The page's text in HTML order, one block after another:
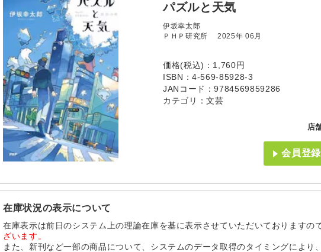
パズルと天気
伊坂幸太郎
ＰＨＰ研究所 2025年 06月
価格(税込)：1,760円
ISBN：4-569-85928-3
JANコード：9784569859286
カテゴリ：文芸
店
会員登
在庫状況の表示について
在庫表示は前日のシステム上の理論在庫を基に表示させていただいておりますの
ざいます。
また、新刊など一部の商品について、システムのデータ取得のタイミングにより、